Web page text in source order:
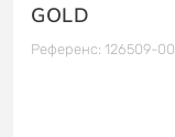
GOLD
Референс: 126509-